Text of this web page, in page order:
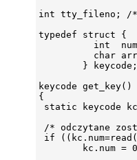
int tty_fileno; /*
typedef struct {
int
char
        } keycode;
keycode get_key()
{
static keycode
/* odczytane
if
kc.num =